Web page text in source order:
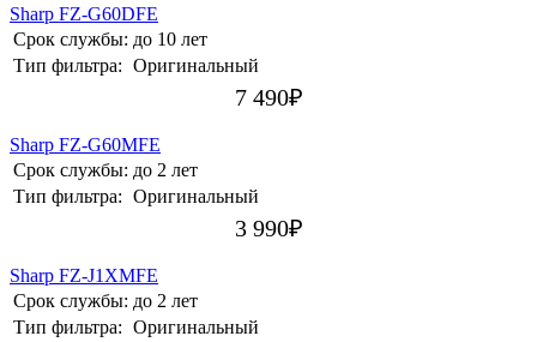
Sharp FZ-G60DFE
Срок службы: до 10 лет
Тип фильтра: Оригинальный
7 490₽
Sharp FZ-G60MFE
Срок службы: до 2 лет
Тип фильтра: Оригинальный
3 990₽
Sharp FZ-J1XMFE
Срок службы: до 2 лет
Тип фильтра: Оригинальный